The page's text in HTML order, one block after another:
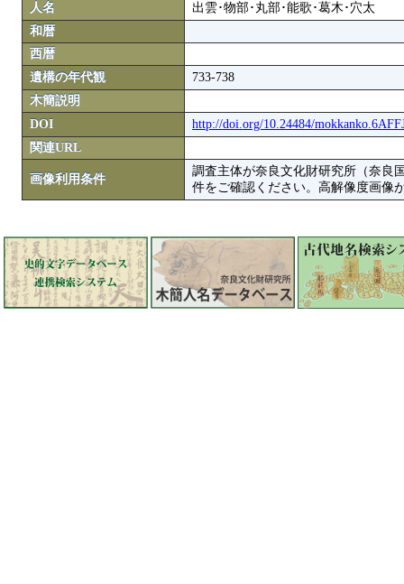
人名
出雲･物部･丸部･能歌･葛木･穴太
和暦
西暦
遺構の年代観
733-738
木簡説明
DOI
http://doi.org/10.24484/
関連URL
画像利用条件
調査主体が奈良文化財研究所（奈良
件をご確認ください。高解像度画像